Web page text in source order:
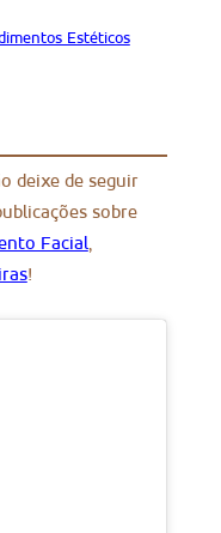
Estéticos
deixe de seguir
sobre
Facial,
!